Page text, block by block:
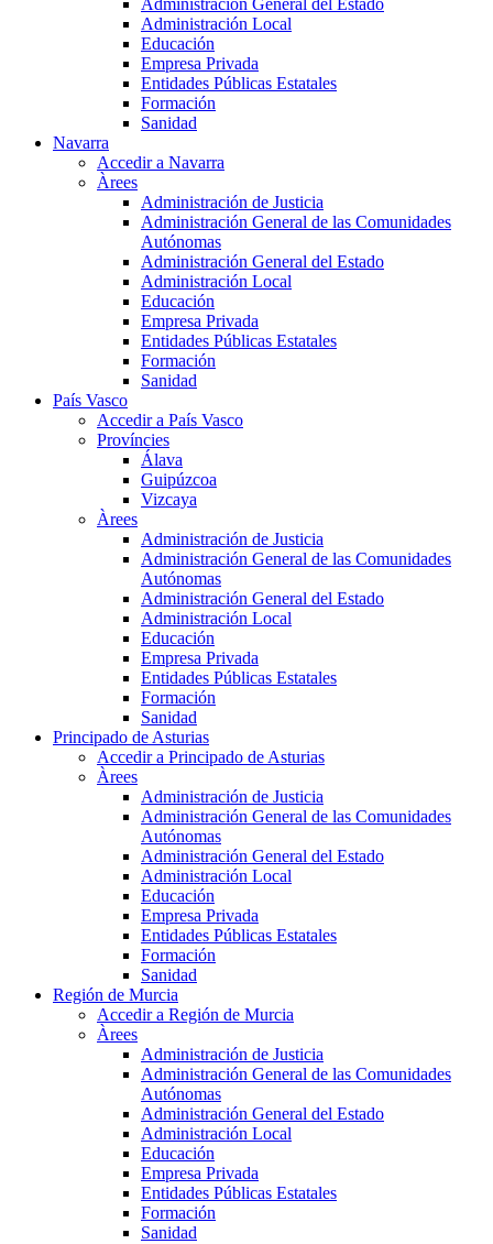
Administración General del Estado
Administración Local
Educación
Empresa Privada
Entidades Públicas Estatales
Formación
Sanidad
Navarra
Accedir a Navarra
Àrees
Administración de Justicia
Administración General de las Comunidades
Autónomas
Administración General del Estado
Administración Local
Educación
Empresa Privada
Entidades Públicas Estatales
Formación
Sanidad
País Vasco
Accedir a País Vasco
Províncies
Álava
Guipúzcoa
Vizcaya
Àrees
Administración de Justicia
Administración General de las Comunidades
Autónomas
Administración General del Estado
Administración Local
Educación
Empresa Privada
Entidades Públicas Estatales
Formación
Sanidad
Principado de Asturias
Accedir a Principado de Asturias
Àrees
Administración de Justicia
Administración General de las Comunidades
Autónomas
Administración General del Estado
Administración Local
Educación
Empresa Privada
Entidades Públicas Estatales
Formación
Sanidad
Región de Murcia
Accedir a Región de Murcia
Àrees
Administración de Justicia
Administración General de las Comunidades
Autónomas
Administración General del Estado
Administración Local
Educación
Empresa Privada
Entidades Públicas Estatales
Formación
Sanidad